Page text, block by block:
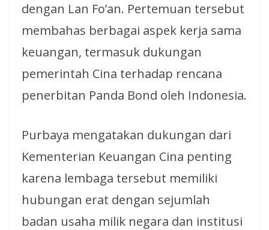
dengan Lan Fo’an. Pertemuan tersebut
membahas berbagai aspek kerja sama
keuangan, termasuk dukungan
pemerintah Cina terhadap rencana
penerbitan Panda Bond oleh Indonesia.
Purbaya mengatakan dukungan dari
Kementerian Keuangan Cina penting
karena lembaga tersebut memiliki
hubungan erat dengan sejumlah
badan usaha milik negara dan institusi